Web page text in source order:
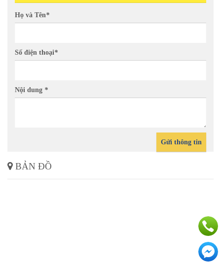
Họ và Tên*
Số điện thoại*
Nội dung *
Gửi thông tin
BẢN ĐỒ